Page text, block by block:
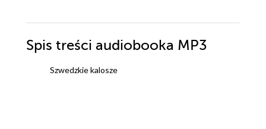
Spis treści audiobooka MP3
Szwedzkie kalosze